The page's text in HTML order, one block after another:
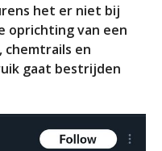
het er niet bij
oprichting van een
chemtrails en
gaat bestrijden